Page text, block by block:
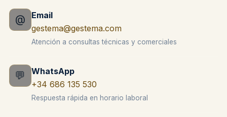
@
Email
gestema@gestema.com
Atención a consultas técnicas y comerciales
💬
WhatsApp
+34 686 135 530
Respuesta rápida en horario laboral